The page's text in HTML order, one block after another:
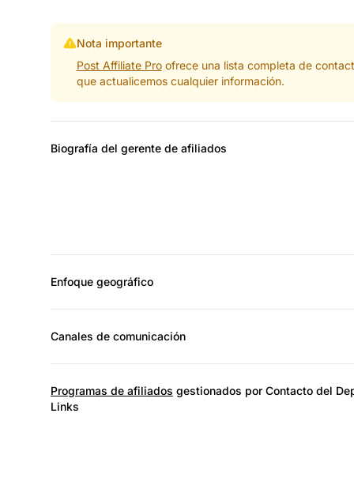
Nota importante
Post Affiliate Proofrece una lista completa de
que actualicemos cualquier información.
Biografía del gerente de afiliados
Enfoque geográfico
Canales de comunicación
Programas de afiliados gestionados por Contacto del
Links